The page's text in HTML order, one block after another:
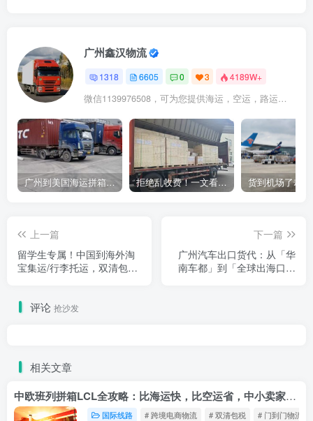
广州鑫汉物流
1318 6605 0 3 4189W+
微信1139976508，可为您提供海运，空运，路运，铁路运输
广州到美国海运拼箱多少钱？2024年最新运费构成+隐藏费用避坑指南 拒绝乱收费！一文看懂中国货代计费套路，教你避开所有隐形坑
上一篇
留学生专属！中国到海外淘
宝集运/行李托运，双清包税
下一篇
广州汽车出口货代：从「华
南车都」到「全球出海口」
评论 抢沙发
相关文章
中欧班列拼箱LCL全攻略：比海运快，比空运省，中小卖家的物流新宠！
国际线路 # 跨境电商物流 # 双清包税 # 门到门物流